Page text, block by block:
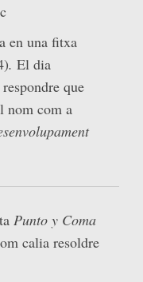
en una fitxa
. El dia
que
nom com a
Punto y Coma
calia resoldre